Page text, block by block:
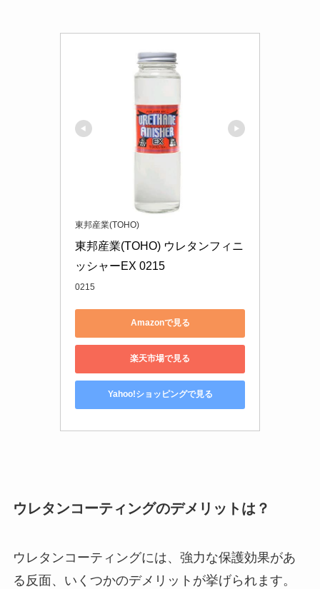
東邦産業(TOHO)
東邦産業(TOHO) ウレタンフィニ
ッシャーEX 0215
0215
Amazonで見る
楽天市場で見る
Yahoo!ショッピングで見る
ウレタンコーティングのデメリットは？
ウレタンコーティングには、強力な保護効果があ
る反面、いくつかのデメリットが挙げられます。